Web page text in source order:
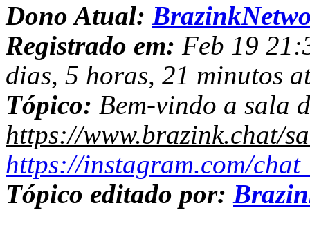
Dono Atual:
Registrado em: Feb 19
dias, 5 horas, 21 minutos
Tópico: Bem-vindo a sala
https://www.brazink.chat/
https://instagram.com/
Tópico editado por: